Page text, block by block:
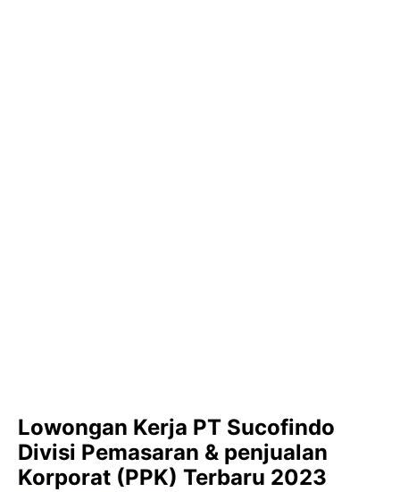
Lowongan Kerja PT Sucofindo
Divisi Pemasaran & penjualan
Korporat (PPK) Terbaru 2023